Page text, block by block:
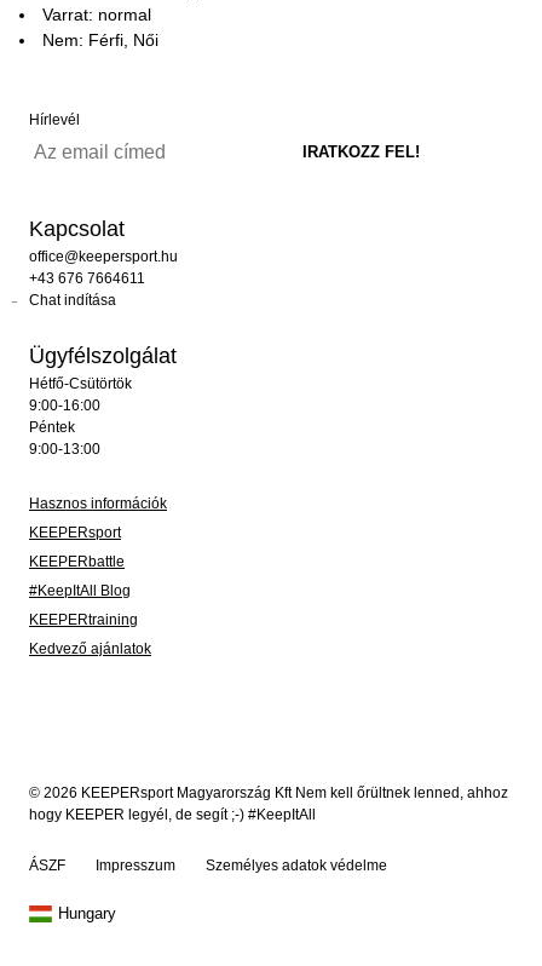
Varrat: normal
Nem: Férfi, Női
Hírlevél
Kapcsolat
office@keepersport.hu
+43 676 7664611
Chat indítása
Ügyfélszolgálat
Hétfő-Csütörtök
9:00-16:00
Péntek
9:00-13:00
Hasznos információk
KEEPERsport
KEEPERbattle
#KeepItAll Blog
KEEPERtraining
Kedvező ajánlatok
© 2026 KEEPERsport Magyarország Kft Nem kell őrültnek lenned, ahhoz
hogy KEEPER legyél, de segít ;-) #KeepItAll
ÁSZF Impresszum Személyes adatok védelme
Hungary